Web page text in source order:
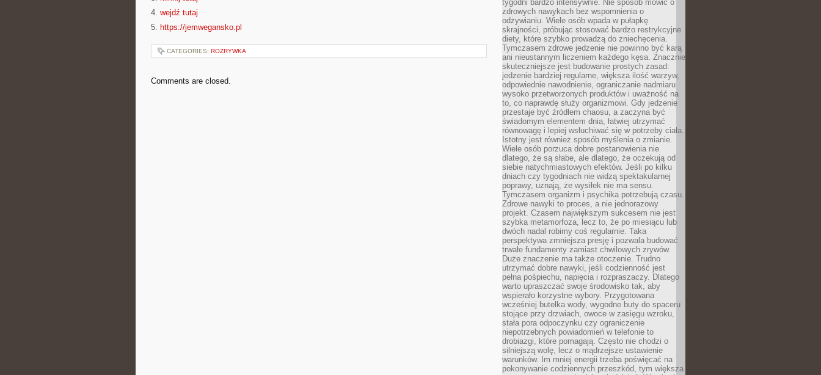
4. wejdź tutaj
5. https://jemwegansko.pl
CATEGORIES: ROZRYWKA
Comments are closed.
tygodni bardzo intensywnie. Nie sposób mówić o
zdrowych nawykach bez wspomnienia o
odżywianiu. Wiele osób wpada w pułapkę
skrajności, próbując stosować bardzo restrykcyjne
diety, które szybko prowadzą do zniechęcenia.
Tymczasem zdrowe jedzenie nie powinno być karą
ani nieustannym liczeniem każdego kęsa. Znacznie
skuteczniejsze jest budowanie prostych zasad:
jedzenie bardziej regularne, większa ilość warzyw,
odpowiednie nawodnienie, ograniczanie nadmiaru
wysoko przetworzonych produktów i uważność na
to, co naprawdę służy organizmowi. Gdy jedzenie
przestaje być źródłem chaosu, a zaczyna być
świadomym elementem dnia, łatwiej utrzymać
równowagę i lepiej wsłuchiwać się w potrzeby ciała.
Istotny jest również sposób myślenia o zmianie.
Wiele osób porzuca dobre postanowienia nie
dlatego, że są słabe, ale dlatego, że oczekują od
siebie natychmiastowych efektów. Jeśli po kilku
dniach czy tygodniach nie widzą spektakularnej
poprawy, uznają, że wysiłek nie ma sensu.
Tymczasem organizm i psychika potrzebują czasu.
Zdrowe nawyki to proces, a nie jednorazowy
projekt. Czasem największym sukcesem nie jest
szybka metamorfoza, lecz to, że po miesiącu lub
dwóch nadal robimy coś regularnie. Taka
perspektywa zmniejsza presję i pozwala budować
trwałe fundamenty zamiast chwilowych zrywów.
Duże znaczenie ma także otoczenie. Trudno
utrzymać dobre nawyki, jeśli codzienność jest
pełna pośpiechu, napięcia i rozpraszaczy. Dlatego
warto upraszczać swoje środowisko tak, aby
wspierało korzystne wybory. Przygotowana
wcześniej butelka wody, wygodne buty do spaceru
stojące przy drzwiach, owoce w zasięgu wzroku,
stała pora odpoczynku czy ograniczenie
niepotrzebnych powiadomień w telefonie to
drobiazgi, które pomagają. Często nie chodzi o
silniejszą wolę, lecz o mądrzejsze ustawienie
warunków. Im mniej energii trzeba poświęcać na
pokonywanie codziennych przeszkód, tym większa